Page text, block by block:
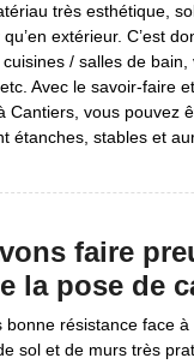
très esthétique,
extérieur. C’est
/ salles de
Avec le savoir-faire
Cantiers, vous pouvez
étanches, stables et
faire
la pose de
résistance face
sol et de murs très